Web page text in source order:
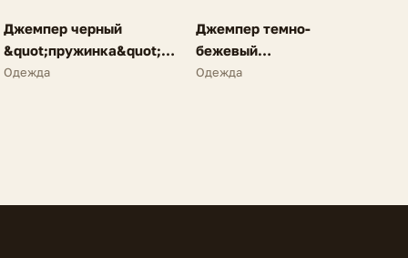
NEW
FV
Джемпер черный
&quot;пружинка&quot;
N25
Одежда
NEW
FV
Джемпер темно-
бежевый
&quot;пружинка&quot;
Одежда